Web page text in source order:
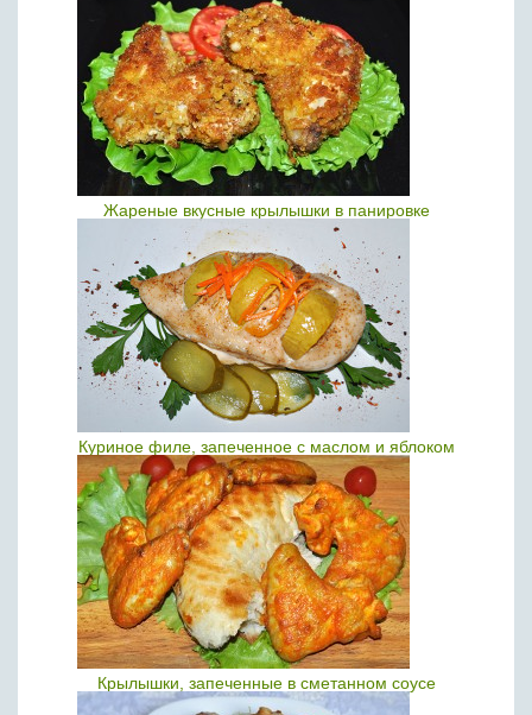
Жареные вкусные крылышки в панировке
Куриное филе, запеченное с маслом и яблоком
Крылышки, запеченные в сметанном соусе